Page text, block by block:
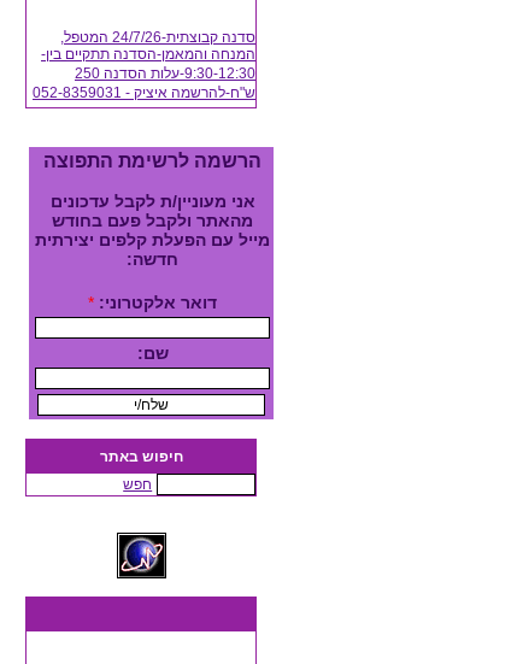
סדנה קבוצתית-24/7/26 המטפל,
המנחה והמאמן-הסדנה תתקיים בין-
9:30-12:30-עלות הסדנה 250
ש"ח-להרשמה איציק - 052-8359031
(24/07/2026)
הרשמה לרשימת התפוצה
אני מעוניין/ת לקבל עדכונים
מהאתר ולקבל פעם בחודש
מייל עם הפעלת קלפים יצירתית
חדשה:
דואר אלקטרוני: *
שם:
חיפוש באתר
חפש